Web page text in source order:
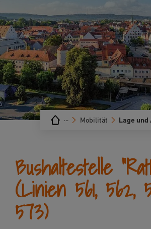
Lage und
Mobilität
···
Bushaltestelle
(Linien 561, 562,
573)